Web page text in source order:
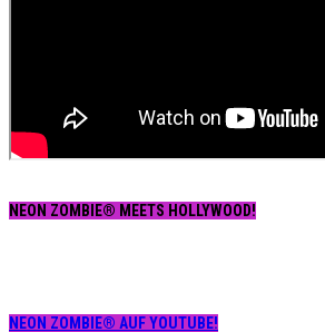
NEON ZOMBIE® MEETS HOLLYWOOD!
NEON ZOMBIE® AUF YOUTUBE!